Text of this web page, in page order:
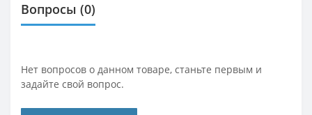
Вопросы (0)
Нет вопросов о данном товаре, станьте первым и
задайте свой вопрос.